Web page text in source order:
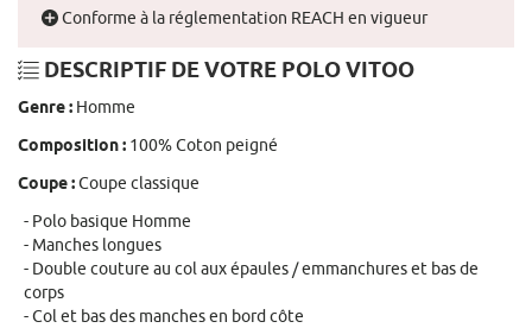
Conforme à la réglementation REACH en vigueur
DESCRIPTIF DE VOTRE POLO VITOO
Genre : Homme
Composition : 100% Coton peigné
Coupe :Coupe classique
Polo basique Homme
Manches longues
Double couture au col aux épaules / emmanchures et bas de
corps
Col et bas des manches en bord côte